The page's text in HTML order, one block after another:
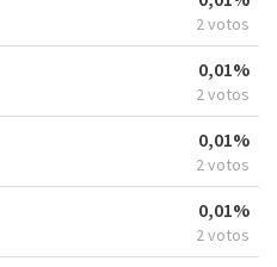
2 votos
0,01%
2 votos
0,01%
2 votos
0,01%
2 votos